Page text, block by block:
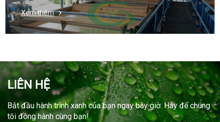
Xem thêm
LIÊN HỆ
Bắt đầu hành trình xanh của bạn ngay bây giờ. Hãy để chúng
tôi đồng hành cùng bạn!